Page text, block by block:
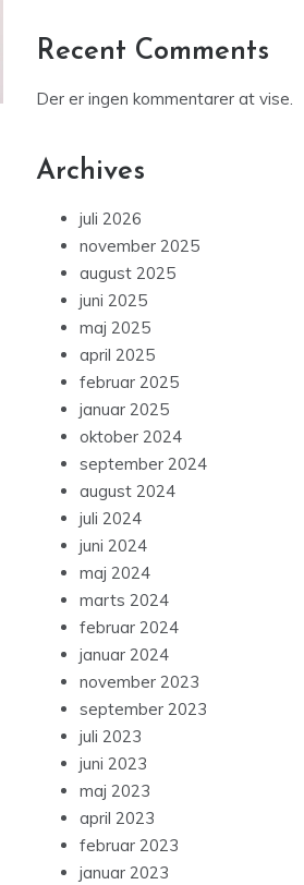
Recent Comments
Der er ingen kommentarer at vise.
Archives
juli 2026
november 2025
august 2025
juni 2025
maj 2025
april 2025
februar 2025
januar 2025
oktober 2024
september 2024
august 2024
juli 2024
juni 2024
maj 2024
marts 2024
februar 2024
januar 2024
november 2023
september 2023
juli 2023
juni 2023
maj 2023
april 2023
februar 2023
januar 2023